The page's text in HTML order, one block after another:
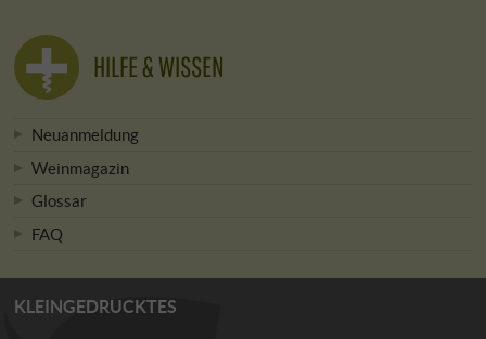
HILFE & WISSEN
Neuanmeldung
Weinmagazin
Glossar
FAQ
KLEINGEDRUCKTES